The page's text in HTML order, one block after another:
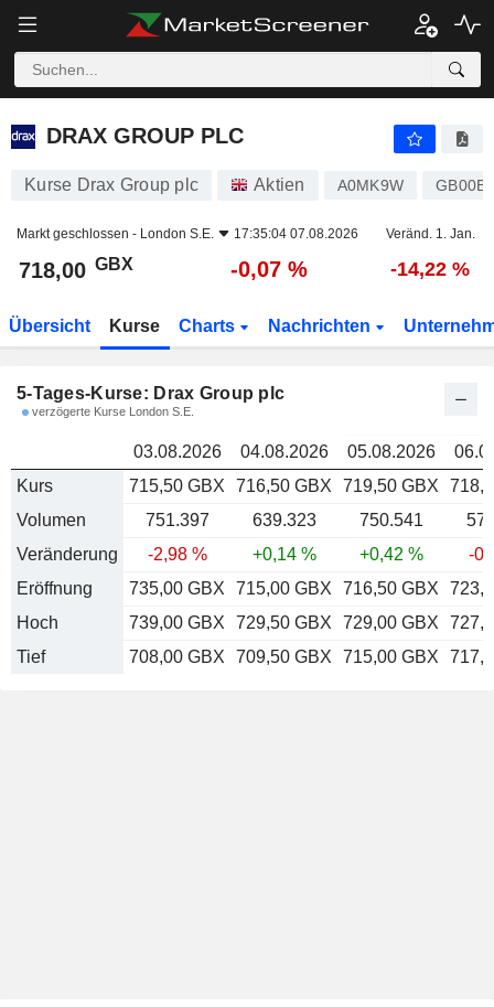
DRAX GROUP PLC 718,00
DRAX GROUP PLC
Kurse Drax Group plc Aktien A0MK9W
Markt geschlossen - London S.E. 17:35:04 07.08.2026 Veränd. 1. Jan.
718,00 GBX -0,07 % -14,22 %
Übersicht Kurse Charts Nachrichten
5-Tages-Kurse: Drax Group plc
verzögerte Kurse London S.E.
03.08.2026 04.08.2026 05.08.2026
Kurs
715,50 GBX 716,50 GBX 719,50 GBX
Volumen
751.397 639.323 750.541
Veränderung
-2,98 % +0,14 % +0,42 %
-
Eröffnung
735,00 GBX 715,00 GBX 716,50 GBX
Hoch
739,00 GBX 729,50 GBX 729,00 GBX
Tief
708,00 GBX 709,50 GBX 715,00 GBX